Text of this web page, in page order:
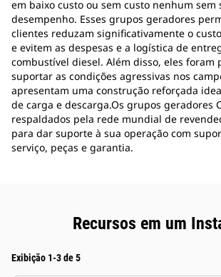
em baixo custo ou sem custo nenhum sem
desempenho. Esses grupos geradores
clientes reduzam significativamente o
e evitem as despesas e a logística de
combustível diesel. Além disso, eles foram
suportar as condições agressivas nos
apresentam uma construção reforçada
de carga e descarga.Os grupos geradores
respaldados pela rede mundial de
para dar suporte à sua operação com
serviço, peças e garantia.
Recursos em um
Exibição 1-3 de 5